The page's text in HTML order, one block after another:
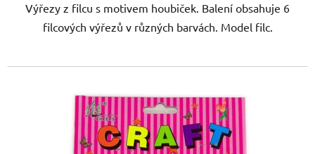
Výřezy z filcu s motivem houbiček. Balení obsahuje 6
filcových výřezů v různých barvách. Model filc.